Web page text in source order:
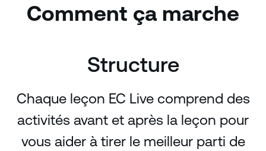
Comment ça marche
Structure
Chaque leçon EC Live comprend des
activités avant et après la leçon pour
vous aider à tirer le meilleur parti de